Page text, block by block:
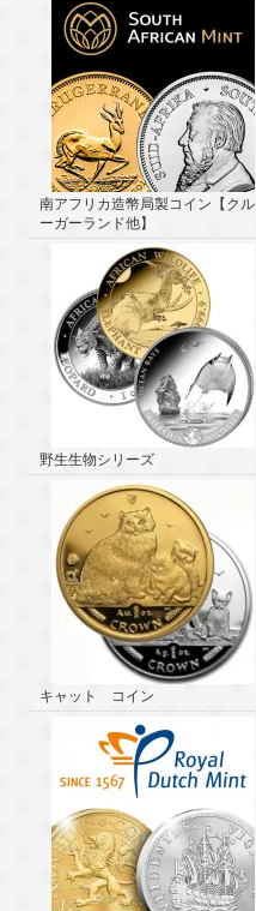
南アフリカ造幣局製コイン【クル
ーガーランド他】
野生生物シリーズ
キャット コイン